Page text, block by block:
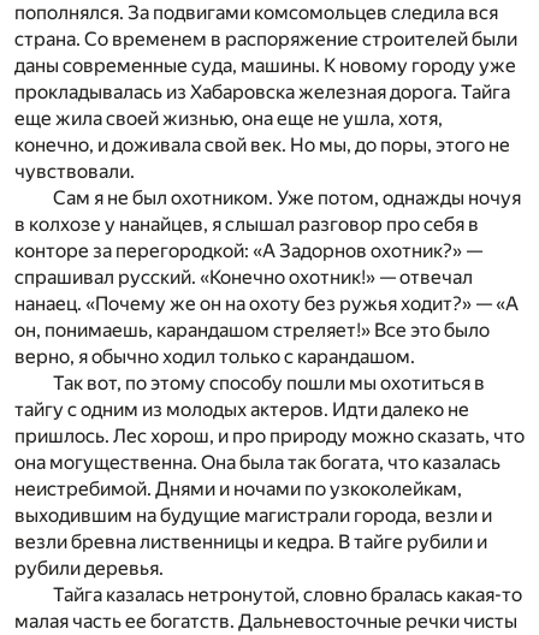
пополнялся. За подвигами комсомольцев следила вся
страна. Со временем в распоряжение строителей были
даны современные суда, машины. К новому городу уже
прокладывалась из Хабаровска железная дорога. Тайга
еще жила своей жизнью, она еще не ушла, хотя,
конечно, и доживала свой век. Но мы, до поры, этого не
чувствовали.
Сам я не был охотником. Уже потом, однажды ночуя
в колхозе у нанайцев, я слышал разговор про себя в
конторе за перегородкой: «А Задорнов охотник?» —
спрашивал русский. «Конечно охотник!» — отвечал
нанаец. «Почему же он на охоту без ружья ходит?» — «А
он, понимаешь, карандашом стреляет!» Все это было
верно, я обычно ходил только с карандашом.
Так вот, по этому способу пошли мы охотиться в
тайгу с одним из молодых актеров. Идти далеко не
пришлось. Лес хорош, и про природу можно сказать, что
она могущественна. Она была так богата, что казалась
неистребимой. Днями и ночами по узкоколейкам,
выходившим на будущие магистрали города, везли и
везли бревна лиственницы и кедра. В тайге рубили и
рубили деревья.
Тайга казалась нетронутой, словно бралась какая-то
малая часть ее богатств. Дальневосточные речки чисты